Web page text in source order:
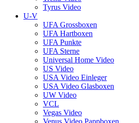
Tyrus Video
U-V
UFA Grossboxen
UFA Hartboxen
UFA Punkte
UFA Sterne
Universal Home Video
US Video
USA Video Einleger
USA Video Glasboxen
UW Video
VCL
Vegas Video
Venus Video Pappboxen